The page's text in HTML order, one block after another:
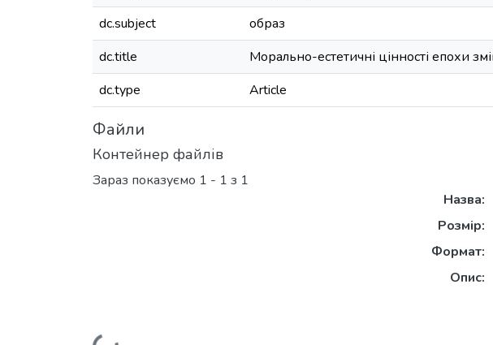
dc.subject
образ
dc.title
Морально-естетичні цінності епохи
dc.type
Article
Файли
Контейнер файлів
Зараз показуємо 1 - 1 з 1
Назва:
Розмір:
Формат:
Опис: